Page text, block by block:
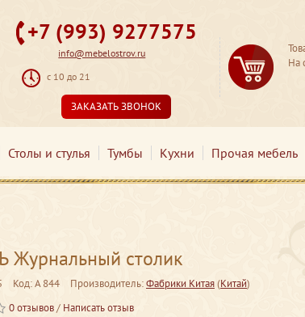
+7 (993) 9277575
info@mebelostrov.ru
с 10 до 21
ЗАКАЗАТЬ ЗВОНОК
На
Столы и стулья Тумбы Кухни Прочая мебель
Журнальный столик
Код: A 844 Производитель:Фабрики Китая(Китай)
0 отзывов/ Написать отзыв